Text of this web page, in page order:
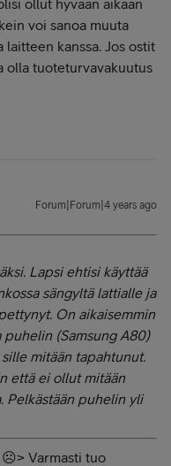
ollut hyvään aikaan
voi sanoa muuta
kanssa. Jos ostit
olla tuoteturvavakuutus
Forum|Forum|4 years ago
Lapsi ehtisi käyttää
sängyltä lattialle ja
On aikaisemmin
(Samsung A80)
mitään tapahtunut.
että ei ollut mitään
Pelkästään puhelin yli
☹️> Varmasti tuo